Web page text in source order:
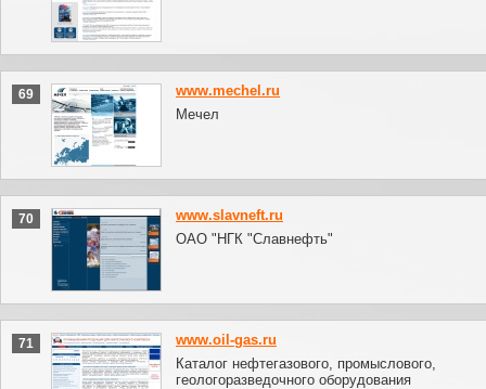
69
www.mechel.ru
Мечел
70
www.slavneft.ru
ОАО "НГК "Славнефть"
71
www.oil-gas.ru
Каталог нефтегазового, промыслового,
геологоразведочного оборудования